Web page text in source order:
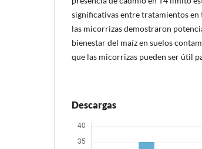
significativas entre tratamientos en
las micorrizas demostraron
bienestar del maíz en suelos
que las micorrizas pueden ser útil
Descargas